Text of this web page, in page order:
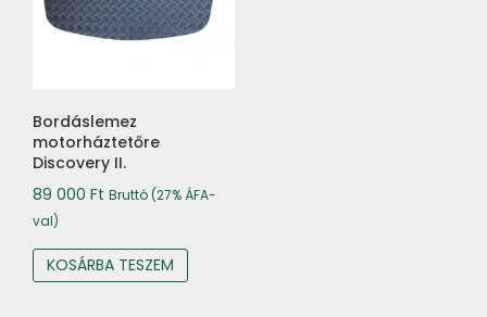
Bordáslemez
motorháztetőre
Discovery II.
89 000 Ft Bruttó (27% ÁFA-
val)
KOSÁRBA TESZEM